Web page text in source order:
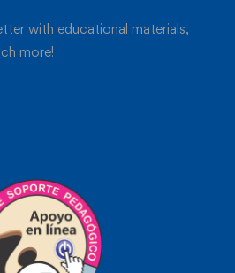
with educational materials,
more!